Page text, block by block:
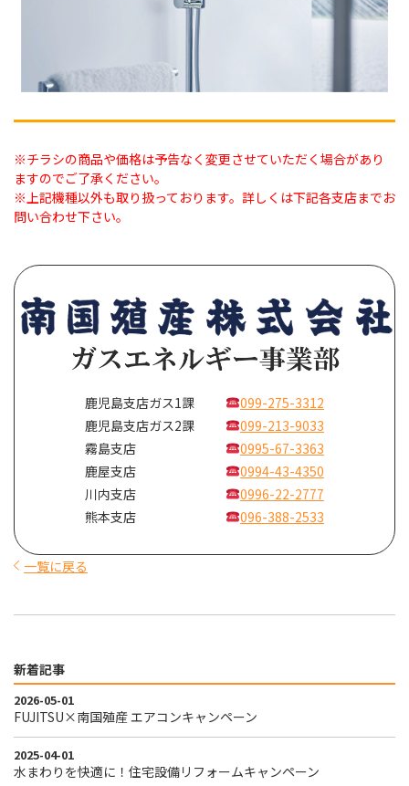
※チラシの商品や価格は予告なく変更させていただく場合があり
ますのでご了承ください。
※上記機種以外も取り扱っております。詳しくは下記各支店までお
問い合わせ下さい。
鹿児島支店ガス1課
099-275-3312
鹿児島支店ガス2課
099-213-9033
霧島支店
0995-67-3363
鹿屋支店
0994-43-4350
川内支店
0996-22-2777
熊本支店
096-388-2533
一覧に戻る
新着記事
2026-05-01
FUJITSU×南国殖産 エアコンキャンペーン
2025-04-01
水まわりを快適に！住宅設備リフォームキャンペーン